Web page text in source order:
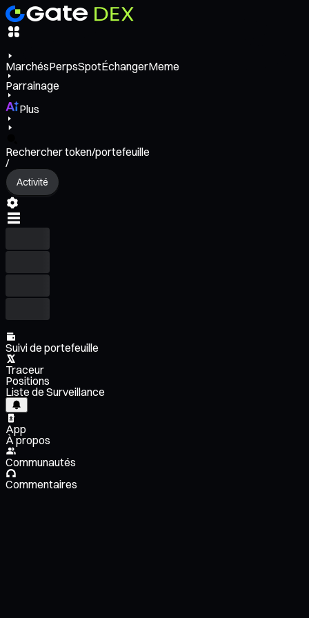
MarchésPerpsSpotÉchangerMeme
Parrainage
Plus
Rechercher token/portefeuille
/
Activité
Suivi de portefeuille
Traceur
Positions
Liste de Surveillance
App
À propos
Communautés
Commentaires